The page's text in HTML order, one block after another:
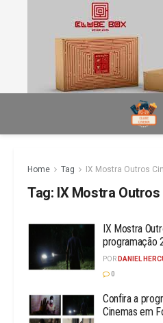
Home Tag IX Mostra Outros
Tag: IX Mostra
IX Mostra
programação
POR DANIEL
0
Confira a
Cinemas em